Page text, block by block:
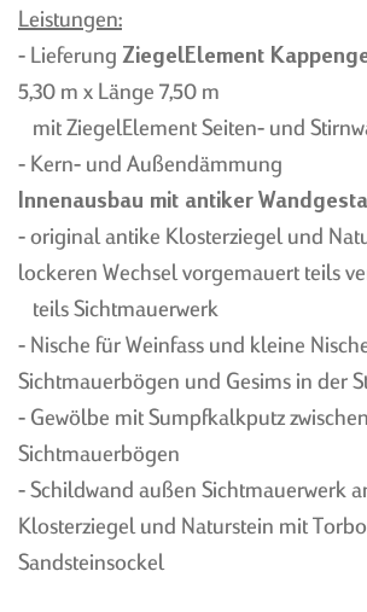
WEINKELLERBAU
MASSGESCHNEIDERT
PLANUNG
HANDWERKERTEAM
WAND UND BODEN
WEINKELLER
TISCH UND
GEWÖLBE
BELEUCHTUNG
TÜR UND TOR
WEINKELLERBAU BIS 20 M²
WEINKELLERBAU ÜBER 20
M²
BARRIQUEKELLER
GEWÖLBEKELLER
KLINKERFASSADEN
BESTAND
Leistungen:
- LieferungZiegelElement
5,30 m x Länge 7,50 m
mit ZiegelElement Seiten- und
- Kern- und Außendämmung
Innenausbau mit antiker
- original antike Klosterziegel und
lockeren Wechsel vorgemauert teils
teils Sichtmauerwerk
- Nische für Weinfass und kleine
Sichtmauerbögen und Gesims in der
- Gewölbe mit Sumpfkalkputz zwischen
Sichtmauerbögen
- Schildwand außen Sichtmauerwerk
Klosterziegel und Naturstein mit
Sandsteinsockel